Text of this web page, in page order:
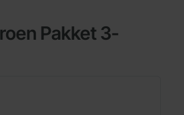
Pakket 3-